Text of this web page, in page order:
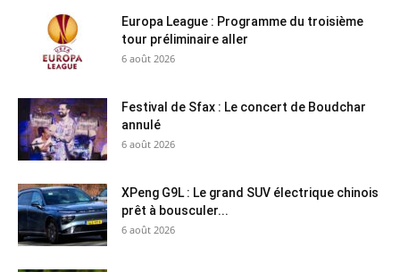
Europa League : Programme du troisième
tour préliminaire aller
6 août 2026
Festival de Sfax : Le concert de Boudchar
annulé
6 août 2026
XPeng G9L : Le grand SUV électrique chinois
prêt à bousculer...
6 août 2026